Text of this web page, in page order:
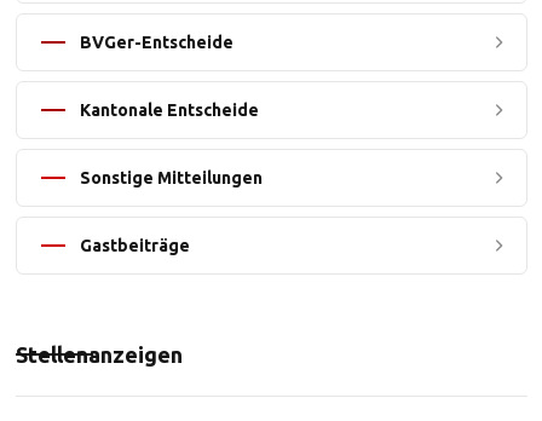
BVGer-Entscheide
Kantonale Entscheide
Sonstige Mitteilungen
Gastbeiträge
Stellenanzeigen